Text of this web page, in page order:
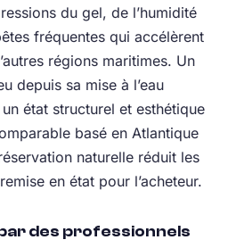
du gel, de l’humidité
fréquentes qui accélèrent
régions maritimes. Un
depuis sa mise à l’eau
état structurel et esthétique
basé en Atlantique
naturelle réduit les
en état pour l’acheteur.
des professionnels